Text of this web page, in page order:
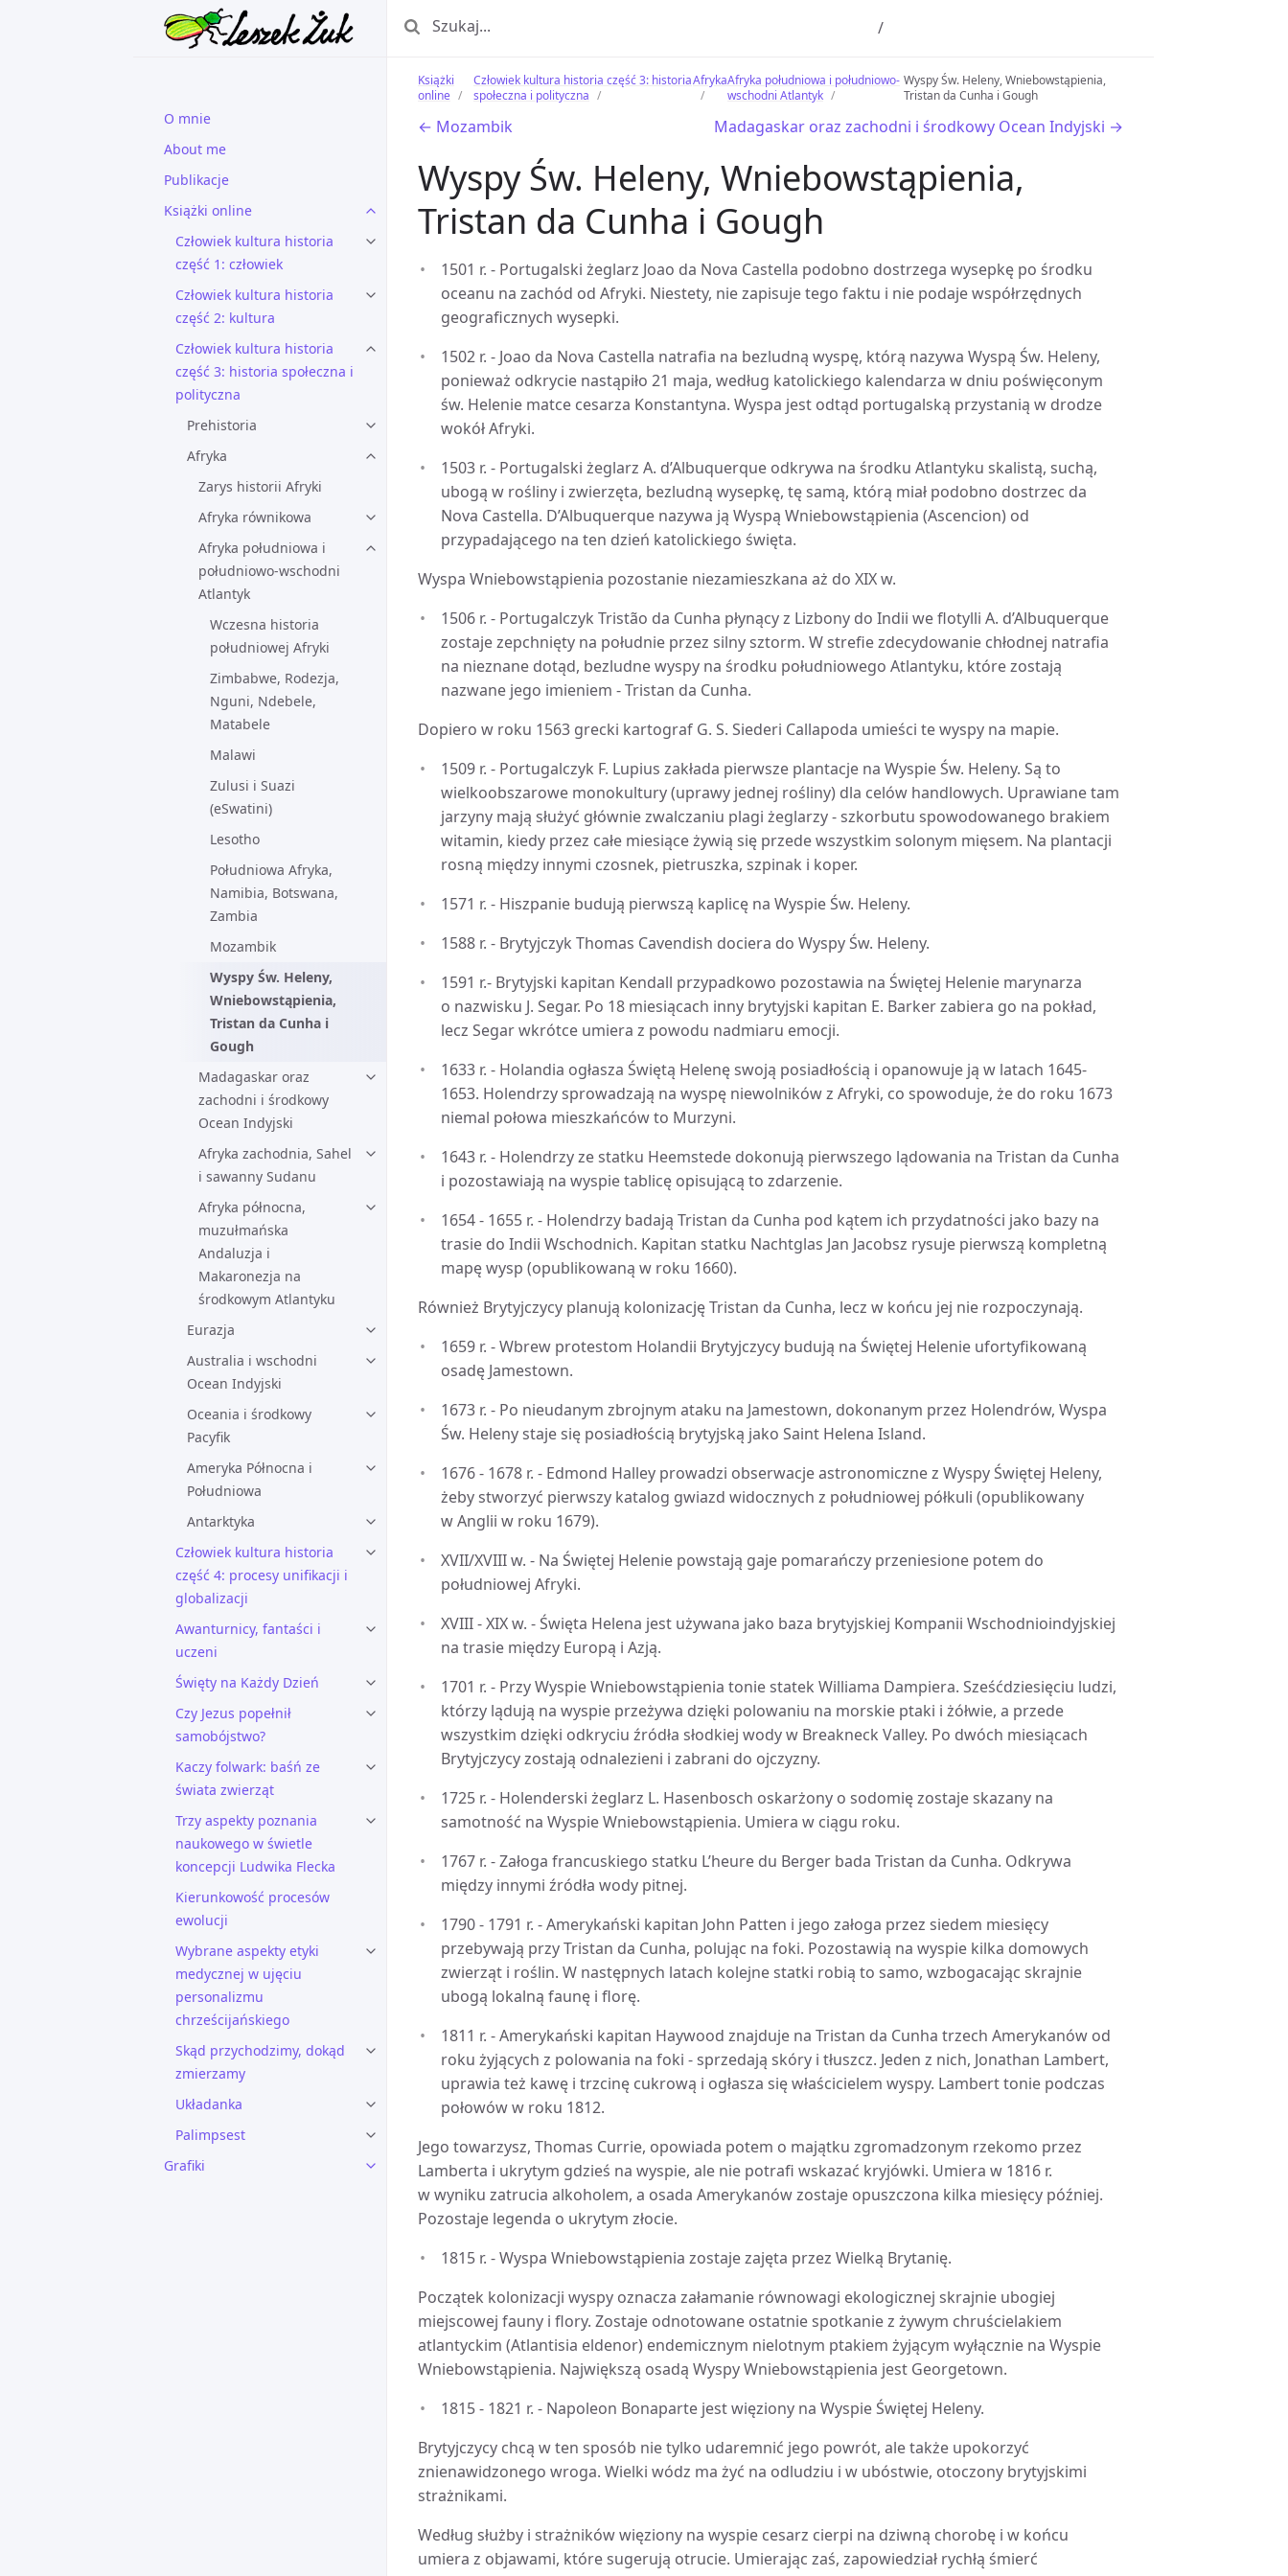
O mnie
About me
Publikacje
Książki online
Człowiek kultura historia
część 1: człowiek
Człowiek kultura historia
część 2: kultura
Człowiek kultura historia
część 3: historia społeczna i
polityczna
Prehistoria
Afryka
Zarys historii Afryki
Afryka równikowa
Afryka południowa i
południowo-wschodni
Atlantyk
Wczesna historia
południowej Afryki
Zimbabwe, Rodezja,
Nguni, Ndebele,
Matabele
Malawi
Zulusi i Suazi
(eSwatini)
Lesotho
Południowa Afryka,
Namibia, Botswana,
Zambia
Mozambik
Wyspy Św. Heleny,
Wniebowstąpienia,
Tristan da Cunha i
Gough
Madagaskar oraz
zachodni i środkowy
Ocean Indyjski
Afryka zachodnia, Sahel
i sawanny Sudanu
Afryka północna,
muzułmańska
Andaluzja i
Makaronezja na
środkowym Atlantyku
Eurazja
Australia i wschodni
Ocean Indyjski
Oceania i środkowy
Pacyfik
Ameryka Północna i
Południowa
Antarktyka
Człowiek kultura historia
część 4: procesy unifikacji i
globalizacji
Awanturnicy, fantaści i
uczeni
Święty na Każdy Dzień
Czy Jezus popełnił
samobójstwo?
Kaczy folwark: baśń ze
świata zwierząt
Trzy aspekty poznania
naukowego w świetle
koncepcji Ludwika Flecka
Kierunkowość procesów
ewolucji
Wybrane aspekty etyki
medycznej w ujęciu
personalizmu
chrześcijańskiego
Skąd przychodzimy, dokąd
zmierzamy
Układanka
Palimpsest
Grafiki
Książki
online
Człowiek kultura historia część 3: historia
społeczna i polityczna
AfrykaAfryka południowa i południowo-
wschodni Atlantyk
Wyspy Św. Heleny, Wniebowstąpienia,
Tristan da Cunha i Gough
← Mozambik Madagaskar oraz zachodni i środkowy Ocean Indyjski →
Wyspy Św. Heleny, Wniebowstąpienia,
Tristan da Cunha i Gough
1501 r. - Portugalski żeglarz Joao da Nova Castella podobno dostrzega wysepkę po środku
oceanu na zachód od Afryki. Niestety, nie zapisuje tego faktu i nie podaje współrzędnych
geograficznych wysepki.
1502 r. - Joao da Nova Castella natrafia na bezludną wyspę, którą nazywa Wyspą Św. Heleny,
ponieważ odkrycie nastąpiło 21 maja, według katolickiego kalendarza w dniu poświęconym
św. Helenie matce cesarza Konstantyna. Wyspa jest odtąd portugalską przystanią w drodze
wokół Afryki.
1503 r. - Portugalski żeglarz A. d’Albuquerque odkrywa na środku Atlantyku skalistą, suchą,
ubogą w rośliny i zwierzęta, bezludną wysepkę, tę samą, którą miał podobno dostrzec da
Nova Castella. D’Albuquerque nazywa ją Wyspą Wniebowstąpienia (Ascencion) od
przypadającego na ten dzień katolickiego święta.
Wyspa Wniebowstąpienia pozostanie niezamieszkana aż do XIX w.
1506 r. - Portugalczyk Tristão da Cunha płynący z Lizbony do Indii we flotylli A. d’Albuquerque
zostaje zepchnięty na południe przez silny sztorm. W strefie zdecydowanie chłodnej natrafia
na nieznane dotąd, bezludne wyspy na środku południowego Atlantyku, które zostają
nazwane jego imieniem - Tristan da Cunha.
Dopiero w roku 1563 grecki kartograf G. S. Siederi Callapoda umieści te wyspy na mapie.
1509 r. - Portugalczyk F. Lupius zakłada pierwsze plantacje na Wyspie Św. Heleny. Są to
wielkoobszarowe monokultury (uprawy jednej rośliny) dla celów handlowych. Uprawiane tam
jarzyny mają służyć głównie zwalczaniu plagi żeglarzy - szkorbutu spowodowanego brakiem
witamin, kiedy przez całe miesiące żywią się przede wszystkim solonym mięsem. Na plantacji
rosną między innymi czosnek, pietruszka, szpinak i koper.
1571 r. - Hiszpanie budują pierwszą kaplicę na Wyspie Św. Heleny.
1588 r. - Brytyjczyk Thomas Cavendish dociera do Wyspy Św. Heleny.
1591 r.- Brytyjski kapitan Kendall przypadkowo pozostawia na Świętej Helenie marynarza
o nazwisku J. Segar. Po 18 miesiącach inny brytyjski kapitan E. Barker zabiera go na pokład,
lecz Segar wkrótce umiera z powodu nadmiaru emocji.
1633 r. - Holandia ogłasza Świętą Helenę swoją posiadłością i opanowuje ją w latach 1645-
1653. Holendrzy sprowadzają na wyspę niewolników z Afryki, co spowoduje, że do roku 1673
niemal połowa mieszkańców to Murzyni.
1643 r. - Holendrzy ze statku Heemstede dokonują pierwszego lądowania na Tristan da Cunha
i pozostawiają na wyspie tablicę opisującą to zdarzenie.
1654 - 1655 r. - Holendrzy badają Tristan da Cunha pod kątem ich przydatności jako bazy na
trasie do Indii Wschodnich. Kapitan statku Nachtglas Jan Jacobsz rysuje pierwszą kompletną
mapę wysp (opublikowaną w roku 1660).
Również Brytyjczycy planują kolonizację Tristan da Cunha, lecz w końcu jej nie rozpoczynają.
1659 r. - Wbrew protestom Holandii Brytyjczycy budują na Świętej Helenie ufortyfikowaną
osadę Jamestown.
1673 r. - Po nieudanym zbrojnym ataku na Jamestown, dokonanym przez Holendrów, Wyspa
Św. Heleny staje się posiadłością brytyjską jako Saint Helena Island.
1676 - 1678 r. - Edmond Halley prowadzi obserwacje astronomiczne z Wyspy Świętej Heleny,
żeby stworzyć pierwszy katalog gwiazd widocznych z południowej półkuli (opublikowany
w Anglii w roku 1679).
XVII/XVIII w. - Na Świętej Helenie powstają gaje pomarańczy przeniesione potem do
południowej Afryki.
XVIII - XIX w. - Święta Helena jest używana jako baza brytyjskiej Kompanii Wschodnioindyjskiej
na trasie między Europą i Azją.
1701 r. - Przy Wyspie Wniebowstąpienia tonie statek Williama Dampiera. Sześćdziesięciu ludzi,
którzy lądują na wyspie przeżywa dzięki polowaniu na morskie ptaki i żółwie, a przede
wszystkim dzięki odkryciu źródła słodkiej wody w Breakneck Valley. Po dwóch miesiącach
Brytyjczycy zostają odnalezieni i zabrani do ojczyzny.
1725 r. - Holenderski żeglarz L. Hasenbosch oskarżony o sodomię zostaje skazany na
samotność na Wyspie Wniebowstąpienia. Umiera w ciągu roku.
1767 r. - Załoga francuskiego statku L’heure du Berger bada Tristan da Cunha. Odkrywa
między innymi źródła wody pitnej.
1790 - 1791 r. - Amerykański kapitan John Patten i jego załoga przez siedem miesięcy
przebywają przy Tristan da Cunha, polując na foki. Pozostawią na wyspie kilka domowych
zwierząt i roślin. W następnych latach kolejne statki robią to samo, wzbogacając skrajnie
ubogą lokalną faunę i florę.
1811 r. - Amerykański kapitan Haywood znajduje na Tristan da Cunha trzech Amerykanów od
roku żyjących z polowania na foki - sprzedają skóry i tłuszcz. Jeden z nich, Jonathan Lambert,
uprawia też kawę i trzcinę cukrową i ogłasza się właścicielem wyspy. Lambert tonie podczas
połowów w roku 1812.
Jego towarzysz, Thomas Currie, opowiada potem o majątku zgromadzonym rzekomo przez
Lamberta i ukrytym gdzieś na wyspie, ale nie potrafi wskazać kryjówki. Umiera w 1816 r.
w wyniku zatrucia alkoholem, a osada Amerykanów zostaje opuszczona kilka miesięcy później.
Pozostaje legenda o ukrytym złocie.
1815 r. - Wyspa Wniebowstąpienia zostaje zajęta przez Wielką Brytanię.
Początek kolonizacji wyspy oznacza załamanie równowagi ekologicznej skrajnie ubogiej
miejscowej fauny i flory. Zostaje odnotowane ostatnie spotkanie z żywym chruścielakiem
atlantyckim (Atlantisia eldenor) endemicznym nielotnym ptakiem żyjącym wyłącznie na Wyspie
Wniebowstąpienia. Największą osadą Wyspy Wniebowstąpienia jest Georgetown.
1815 - 1821 r. - Napoleon Bonaparte jest więziony na Wyspie Świętej Heleny.
Brytyjczycy chcą w ten sposób nie tylko udaremnić jego powrót, ale także upokorzyć
znienawidzonego wroga. Wielki wódz ma żyć na odludziu i w ubóstwie, otoczony brytyjskimi
strażnikami.
Według służby i strażników więziony na wyspie cesarz cierpi na dziwną chorobę i w końcu
umiera z objawami, które sugerują otrucie. Umierając zaś, zapowiedział rychłą śmierć